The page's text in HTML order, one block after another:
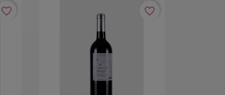
favorite_border favorite_border